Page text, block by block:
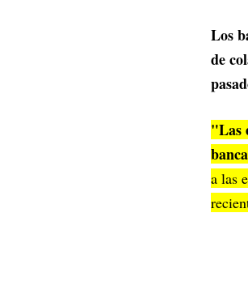
Los
de
"Las
a las